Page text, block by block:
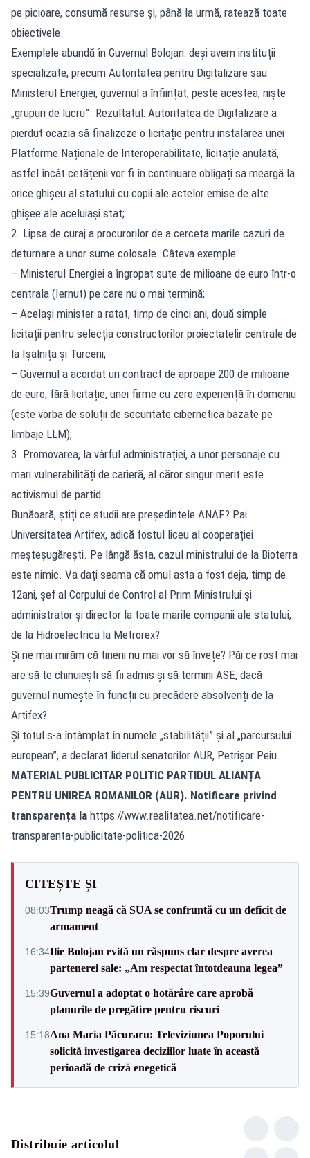
pe picioare, consumă resurse și, până la urmă, ratează toate
obiectivele.
Exemplele abundă în Guvernul Bolojan: deși avem instituții
specializate, precum Autoritatea pentru Digitalizare sau
Ministerul Energiei, guvernul a înființat, peste acestea, niște
„grupuri de lucru”. Rezultatul: Autoritatea de Digitalizare a
pierdut ocazia să finalizeze o licitație pentru instalarea unei
Platforme Naționale de Interoperabilitate, licitație anulată,
astfel încât cetățenii vor fi în continuare obligați sa meargă la
orice ghișeu al statului cu copii ale actelor emise de alte
ghișee ale aceluiași stat;
2. Lipsa de curaj a procurorilor de a cerceta marile cazuri de
deturnare a unor sume colosale. Câteva exemple:
– Ministerul Energiei a îngropat sute de milioane de euro într-o
centrala (Iernut) pe care nu o mai termină;
– Același minister a ratat, timp de cinci ani, două simple
licitații pentru selecția constructorilor proiectatelir centrale de
la Ișalnița și Turceni;
– Guvernul a acordat un contract de aproape 200 de milioane
de euro, fără licitație, unei firme cu zero experiență în domeniu
(este vorba de soluții de securitate cibernetica bazate pe
limbaje LLM);
3. Promovarea, la vârful administrației, a unor personaje cu
mari vulnerabilități de carieră, al căror singur merit este
activismul de partid.
Bunăoară, știți ce studii are președintele ANAF? Pai
Universitatea Artifex, adică fostul liceu al cooperației
meșteșugărești. Pe lângă ăsta, cazul ministrului de la Bioterra
este nimic. Va dați seama că omul asta a fost deja, timp de
12ani, șef al Corpului de Control al Prim Ministrului și
administrator și director la toate marile companii ale statului,
de la Hidroelectrica la Metrorex?
Și ne mai mirăm că tinerii nu mai vor să învețe? Păi ce rost mai
are să te chinuiești să fii admis și să termini ASE, dacă
guvernul numește în funcții cu precădere absolvenți de la
Artifex?
Și totul s-a întâmplat în numele „stabilității” și al „parcursului
european”, a declarat liderul senatorilor AUR, Petrișor Peiu.
MATERIAL PUBLICITAR POLITIC PARTIDUL ALIANȚA
PENTRU UNIREA ROMANILOR (AUR). Notificare privind
transparența la https://www.realitatea.net/notificare-
transparenta-publicitate-politica-2026
CITEȘTE ȘI
08:03Trump neagă că SUA se confruntă cu un deficit de
armament
16:34Ilie Bolojan evită un răspuns clar despre averea
partenerei sale: „Am respectat întotdeauna legea”
15:39Guvernul a adoptat o hotărâre care aprobă
planurile de pregătire pentru riscuri
15:18Ana Maria Păcuraru: Televiziunea Poporului
solicită investigarea deciziilor luate în această
perioadă de criză enegetică
Distribuie articolul